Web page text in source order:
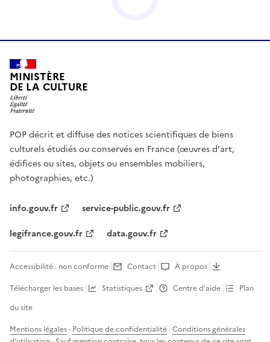
MINISTÈRE
DE LA CULTURE
POP décrit et diffuse des notices scientifiques de biens
culturels étudiés ou conservés en France (œuvres d'art,
édifices ou sites, objets ou ensembles mobiliers,
photographies, etc.)
info.gouv.fr
service-public.gouv.fr
legifrance.gouv.fr
data.gouv.fr
Accessibilité : non conforme Contact
À propos
Télécharger les bases
Statistiques Centre d’aide
Plan
du site
Mentions légales · Politique de confidentialité ·Conditions générales